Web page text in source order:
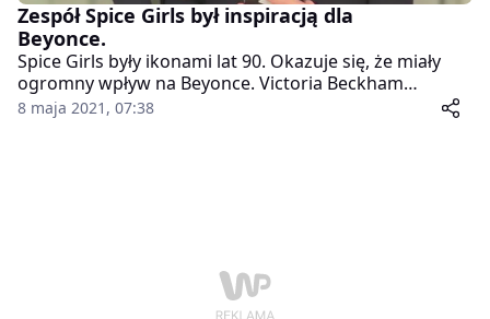
Zespół Spice Girls był inspiracją dla
Beyonce.
Spice Girls były ikonami lat 90. Okazuje się, że miały
ogromny wpływ na Beyonce. Victoria Beckham
opowiedziała o ich spotkaniu. –
8 maja 2021, 07:38